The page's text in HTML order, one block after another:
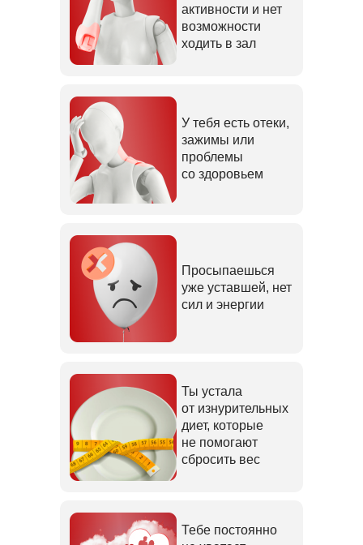
Просыпаешься
уже уставшей, нет
сил и энергии
Тебе постоянно
Ты устала
от изнурительных
диет, которые
не помогают
сбросить вес
У тебя есть отеки,
зажимы или
проблемы
со здоровьем
активности и нет
возможности
ходить в зал